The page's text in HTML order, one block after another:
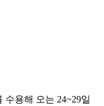
용해 오는 24~29일